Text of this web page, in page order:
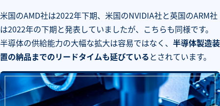
米国のAMD社は2022年下期、米国のNVIDIA社と英国のARM社
は2022年の下期と発表していましたが、こちらも同様です。
半導体の供給能力の大幅な拡大は容易ではなく、 半導体製造装
置の納品までのリードタイムも延びている とされています。